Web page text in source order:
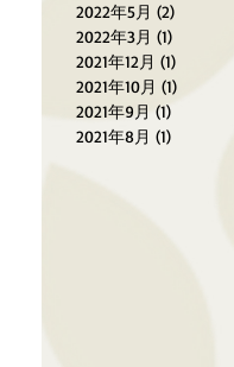
2022年5月 (2)
2022年3月 (1)
2021年12月 (1)
2021年10月 (1)
2021年9月 (1)
2021年8月 (1)